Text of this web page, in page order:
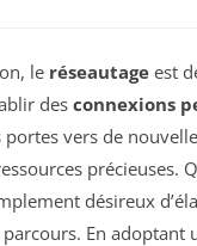
le réseautage est
des connexions
vers de
précieuses.
désireux
En adoptant